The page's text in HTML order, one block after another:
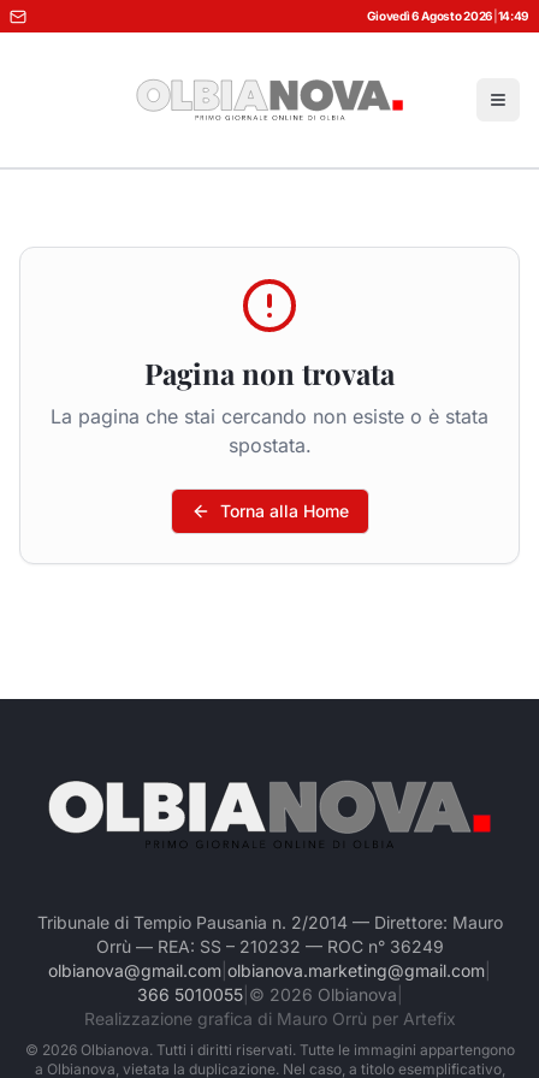
Giovedì 6 Agosto 2026 14:49
Pagina non trovata
La pagina che stai cercando non esiste o è stata
spostata.
Torna alla Home
Tribunale di Tempio Pausania n. 2/2014 — Direttore: Mauro
Orrù — REA: SS – 210232 — ROC n° 36249
olbianova@gmail.com olbianova.marketing@gmail.com
366 5010055| © 2026 Olbianova
Realizzazione grafica di Mauro Orrù per Artefix
© 2026Olbianova. Tutti i diritti riservati. Tutte le immagini appartengono
a Olbianova, vietata la duplicazione. Nel caso, a titolo esemplificativo,